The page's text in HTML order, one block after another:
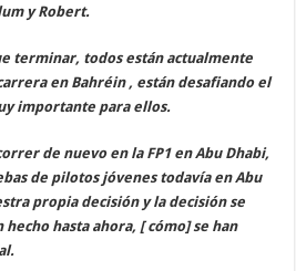
y Robert.
terminar, todos están actualmente
en Bahréin , están desafiando el
importante para ellos.
de nuevo en la FP1 en Abu Dhabi,
de pilotos jóvenes todavía en Abu
propia decisión y la decisión se
hasta ahora, [ cómo] se han